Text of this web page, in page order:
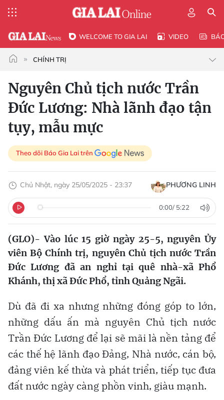
WELCOME TO GIA LAI VIDEO
CHÍNH TRỊ
Nguyên Chủ tịch nước Trần
Đức Lương: Nhà lãnh đạo tận
tụy, mẫu mực
Theo dõi Báo Gia Lai trên
Chủ Nhật, ngày 25/05/2025 - 23:37 PHƯƠNG LINH
0:00/ 5:22
(GLO)-Vào lúc 15 giờ ngày 25-5, nguyên Ủy
viên Bộ Chính trị, nguyên Chủ tịch nước Trần
Đức Lương đã an nghỉ tại quê nhà-xã Phổ
Khánh, thị xã Đức Phổ, tỉnh Quảng Ngãi.
Dù đã đi xa nhưng những đóng góp to lớn,
những dấu ấn mà nguyên Chủ tịch nước
Trần Đức Lương để lại sẽ mãi là nền tảng để
các thế hệ lãnh đạo Đảng, Nhà nước, cán bộ,
đảng viên kế thừa và phát triển, tiếp tục đưa
đất nước ngày càng phồn vinh, giàu mạnh.